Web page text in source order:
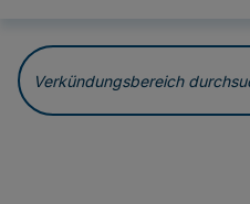
Verkündungsbereich